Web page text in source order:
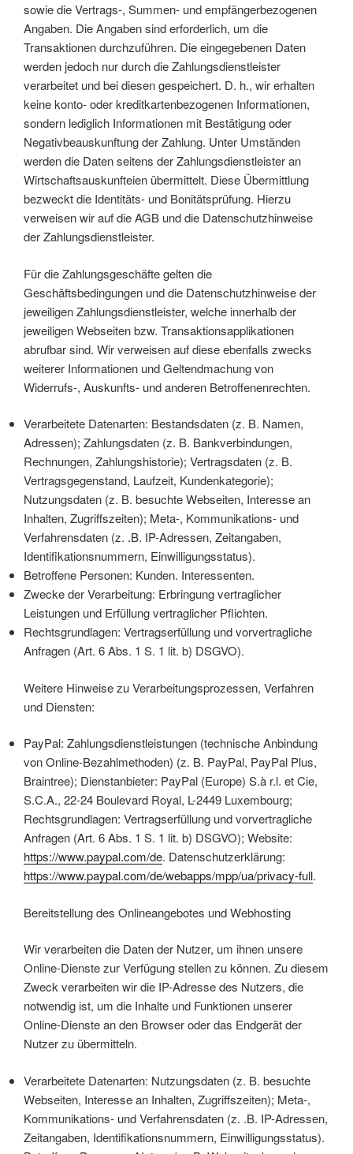
sowie die Vertrags-, Summen- und empfängerbezogenen
Angaben. Die Angaben sind erforderlich, um die
Transaktionen durchzuführen. Die eingegebenen Daten
werden jedoch nur durch die Zahlungsdienstleister
verarbeitet und bei diesen gespeichert. D. h., wir erhalten
keine konto- oder kreditkartenbezogenen Informationen,
sondern lediglich Informationen mit Bestätigung oder
Negativbeauskunftung der Zahlung. Unter Umständen
werden die Daten seitens der Zahlungsdienstleister an
Wirtschaftsauskunfteien übermittelt. Diese Übermittlung
bezweckt die Identitäts- und Bonitätsprüfung. Hierzu
verweisen wir auf die AGB und die Datenschutzhinweise
der Zahlungsdienstleister.
Für die Zahlungsgeschäfte gelten die
Geschäftsbedingungen und die Datenschutzhinweise der
jeweiligen Zahlungsdienstleister, welche innerhalb der
jeweiligen Webseiten bzw. Transaktionsapplikationen
abrufbar sind. Wir verweisen auf diese ebenfalls zwecks
weiterer Informationen und Geltendmachung von
Widerrufs-, Auskunfts- und anderen Betroffenenrechten.
Verarbeitete Datenarten: Bestandsdaten (z. B. Namen,
Adressen); Zahlungsdaten (z. B. Bankverbindungen,
Rechnungen, Zahlungshistorie); Vertragsdaten (z. B.
Vertragsgegenstand, Laufzeit, Kundenkategorie);
Nutzungsdaten (z. B. besuchte Webseiten, Interesse an
Inhalten, Zugriffszeiten); Meta-, Kommunikations- und
Verfahrensdaten (z. .B. IP-Adressen, Zeitangaben,
Identifikationsnummern, Einwilligungsstatus).
Betroffene Personen: Kunden. Interessenten.
Zwecke der Verarbeitung: Erbringung vertraglicher
Leistungen und Erfüllung vertraglicher Pflichten.
Rechtsgrundlagen: Vertragserfüllung und vorvertragliche
Anfragen (Art. 6 Abs. 1 S. 1 lit. b) DSGVO).
Weitere Hinweise zu Verarbeitungsprozessen, Verfahren
und Diensten:
PayPal: Zahlungsdienstleistungen (technische Anbindung
von Online-Bezahlmethoden) (z. B. PayPal, PayPal Plus,
Braintree); Dienstanbieter: PayPal (Europe) S.à r.l. et Cie,
S.C.A., 22-24 Boulevard Royal, L-2449 Luxembourg;
Rechtsgrundlagen: Vertragserfüllung und vorvertragliche
Anfragen (Art. 6 Abs. 1 S. 1 lit. b) DSGVO); Website:
https://www.paypal.com/de. Datenschutzerklärung:
https://www.paypal.com/de/webapps/mpp/ua/privacy-full.
Bereitstellung des Onlineangebotes und Webhosting
Wir verarbeiten die Daten der Nutzer, um ihnen unsere
Online-Dienste zur Verfügung stellen zu können. Zu diesem
Zweck verarbeiten wir die IP-Adresse des Nutzers, die
notwendig ist, um die Inhalte und Funktionen unserer
Online-Dienste an den Browser oder das Endgerät der
Nutzer zu übermitteln.
Verarbeitete Datenarten: Nutzungsdaten (z. B. besuchte
Webseiten, Interesse an Inhalten, Zugriffszeiten); Meta-,
Kommunikations- und Verfahrensdaten (z. .B. IP-Adressen,
Zeitangaben, Identifikationsnummern, Einwilligungsstatus).